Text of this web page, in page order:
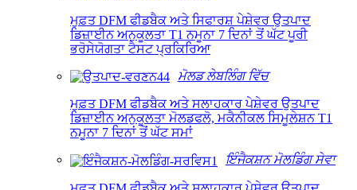
ਮੁਫ਼ਤ DFM ਫੀਡਬੈਕ ਅਤੇ ਸਿਫਾਰਸ਼ ਪੇਸ਼ੇਵਰ ਉਤਪਾਦ
ਡਿਜ਼ਾਈਨ ਅਨੁਕੂਲਤਾ T1 ਨਮੂਨਾ 7 ਦਿਨਾਂ ਤੋਂ ਘੱਟ ਪੂਰੀ
ਭਰੋਸੇਯੋਗਤਾ ਟੈਸਟ ਪ੍ਰਕਿਰਿਆ
ਮੋਲਡ ਲੇਬਲਿੰਗ ਵਿੱਚ
ਮੁਫ਼ਤ DFM ਫੀਡਬੈਕ ਅਤੇ ਸਲਾਹਕਾਰ ਪੇਸ਼ੇਵਰ ਉਤਪਾਦ
ਡਿਜ਼ਾਈਨ ਅਨੁਕੂਲਤਾ ਮੋਲਡਫਲੋ, ਮਕੈਨੀਕਲ ਸਿਮੂਲੇਸ਼ਨ T1
ਨਮੂਨਾ 7 ਦਿਨਾਂ ਤੋਂ ਘੱਟ ਸਮਾਂ
ਇੰਜੈਕਸ਼ਨ ਮੋਲਡਿੰਗ ਸੇਵਾ